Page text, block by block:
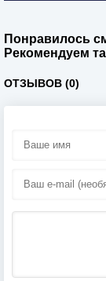
Понравилось
Рекомендуем
ОТЗЫВОВ (0)